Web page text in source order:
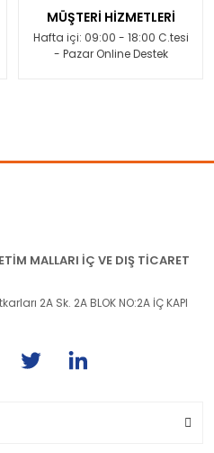
MÜŞTERİ HİZMETLERİ
Hafta içi: 09:00 - 18:00 C.tesi
- Pazar Online Destek
MALLARI İÇ VE DIŞ TİCARET
2A Sk. 2A BLOK NO:2A İÇ KAPI